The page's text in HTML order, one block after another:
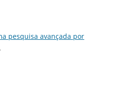
pesquisa avançada por